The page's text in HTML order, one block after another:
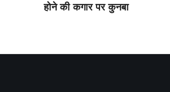
होने की कगार पर कुनबा